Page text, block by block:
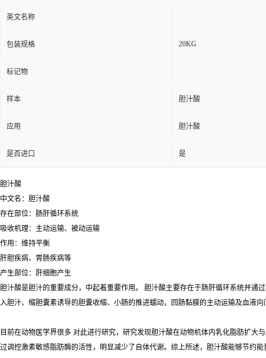
英文名称
包装规格 20KG
标记物
样本 胆汁酸
应用 胆汁酸
是否进口 是
胆汁酸
中文名：胆汁酸
存在部位：肠肝循环系统
吸收机理：主动运输、被动运输
作用：维持平衡
肝胆疾病、胃肠疾病等
产生部位：肝细胞产生
胆汁酸是胆汁的重要成分，中起着重要作用。 胆汁酸主要存在于肠肝循环系统并通
入胆汁、缩胆囊素诱导的胆囊收缩、小肠的推进蠕动，回肠黏膜的主动运输及血液向
目前在动物医学界很多 对此进行研究，研究发现胆汁酸在动物机体内乳化脂肪扩
过调控激素敏感脂肪酶的活性，明显减少了自体代谢。综上所述，胆汁酸能够节约